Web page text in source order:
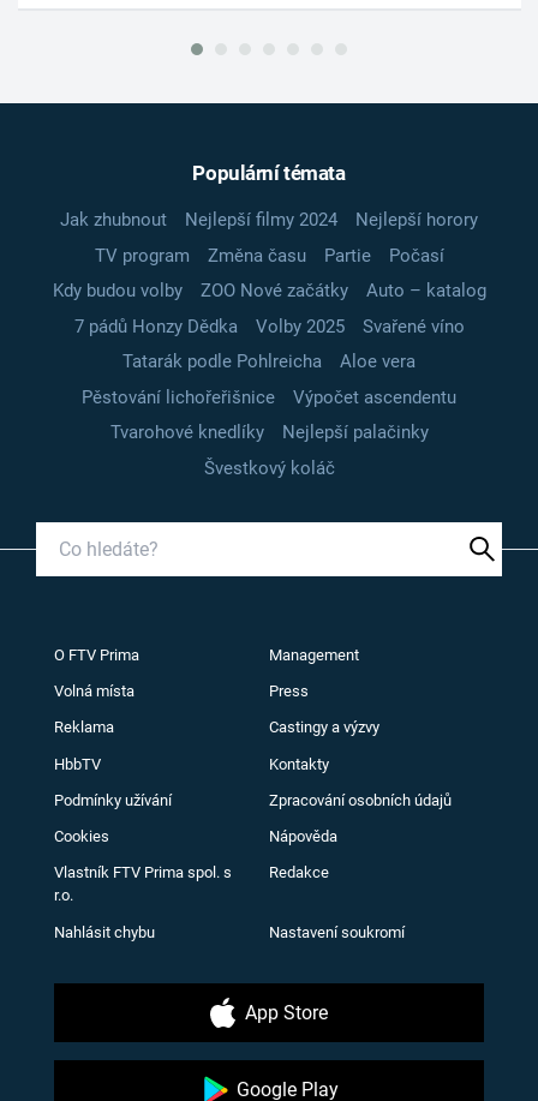
Populární témata
Jak zhubnout Nejlepší filmy 2024
Nejlepší horory
TV program
Změna času Partie
Počasí
Kdy budou volby
ZOO Nové začátky
Auto – katalog
7 pádů Honzy Dědka
Volby 2025
Svařené víno
Tatarák podle Pohlreicha
Aloe vera
Pěstování lichořeřišnice
Výpočet ascendentu
Tvarohové knedlíky
Nejlepší palačinky
Švestkový koláč
O FTV Prima Management
Volná místa Press
Reklama Castingy a výzvy
HbbTV Kontakty
Podmínky užívání Zpracování osobních údajů
Cookies Nápověda
Vlastník FTV Prima spol. s
r.o.
Redakce
Nahlásit chybu Nastavení soukromí
App Store
Google Play